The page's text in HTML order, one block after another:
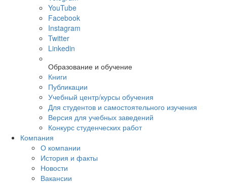
YouTube
Facebook
Instagram
Twitter
Linkedin
Образование и обучение
Книги
Публикации
Учебный центр/курсы обучения
Для студентов и самостоятельного изучения
Версия для учебных заведений
Конкурс студенческих работ
Компания
О компании
История и факты
Новости
Вакансии